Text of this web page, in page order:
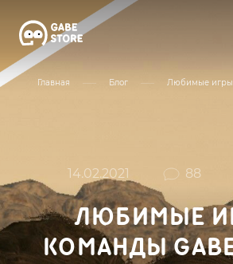
Главная Блог Любимые игры
14.02.2021 88
ЛЮБИМЫЕ
КОМАНДЫ